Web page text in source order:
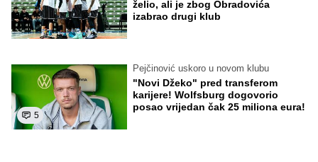
želio, ali je zbog Obradovića
izabrao drugi klub
5
Pejčinović uskoro u novom klubu
"Novi Džeko" pred transferom
karijere! Wolfsburg dogovorio
posao vrijedan čak 25 miliona eura!